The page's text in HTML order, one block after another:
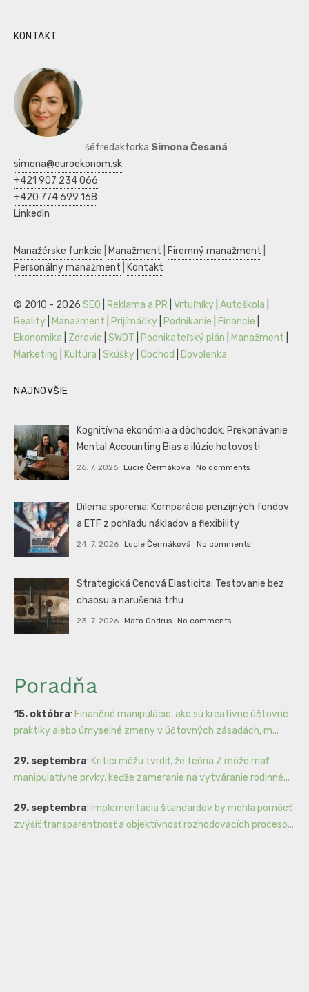
KONTAKT
šéfredaktorka Simona Česaná
simona@euroekonom.sk
+421 907 234 066
+420 774 699 168
LinkedIn
Manažérske funkcie Manažment Firemný manažment
Personálny manažment
Kontakt
© 2010 - 2026 SEO Reklama a PR Vrtuľníky Autoškola
Reality
Manažment Prijímáčky Podnikanie Financie
Ekonomika
Zdravie SWOT Podnikateľský plán Manažment
Marketing
Kultúra Skúšky Obchod Dovolenka
NAJNOVŠIE
Kognitívna ekonómia a dôchodok: Prekonávanie
Mental Accounting Bias a ilúzie hotovosti
26. 7. 2026 Lucie Čermáková No comments
Dilema sporenia: Komparácia penzijných fondov
a ETF z pohľadu nákladov a flexibility
24. 7. 2026 Lucie Čermáková No comments
Strategická Cenová Elasticita: Testovanie bez
chaosu a narušenia trhu
23. 7. 2026 Mato Ondrus No comments
Poradňa
15. októbra: Finančné manipulácie, ako sú kreatívne účtovné
praktiky alebo úmyselné zmeny v účtovných zásadách, m...
29. septembra: Kritici môžu tvrdiť, že teória Z môže mať
manipulatívne prvky, keďže zameranie na vytváranie rodinné...
29. septembra: Implementácia štandardov by mohla pomôcť
zvýšiť transparentnosť a objektívnosť rozhodovacích proceso...